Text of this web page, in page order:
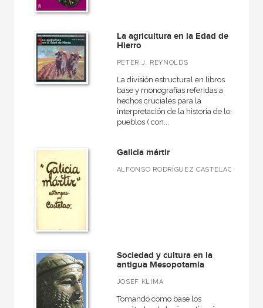
La agricultura en la Edad de
Hierro
PETER J. REYNOLDS
La división estructural en libros
base y monografías referidas a
hechos cruciales para la
interpretación de la historia de los
pueblos ( con...
Galicia mártir
ALFONSO RODRÍGUEZ CASTELAO
Sociedad y cultura en la
antigua Mesopotamia
JOSEF KLIMA
Tomando como base los